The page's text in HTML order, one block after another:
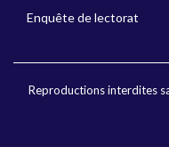
Enquête de lectorat
Reproductions interdites